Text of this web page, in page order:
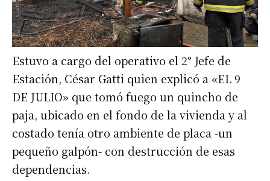
Estuvo a cargo del operativo el 2° Jefe de
Estación, César Gatti quien explicó a «EL 9
DE JULIO» que tomó fuego un quincho de
paja, ubicado en el fondo de la vivienda y al
costado tenía otro ambiente de placa -un
pequeño galpón- con destrucción de esas
dependencias.